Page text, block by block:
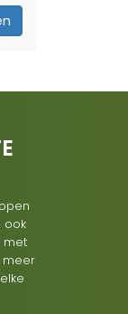
ook
met
meer